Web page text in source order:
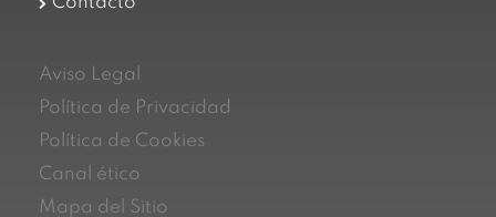
Aviso Legal
Política de Privacidad
Política de Cookies
Canal ético
Mapa del Sitio